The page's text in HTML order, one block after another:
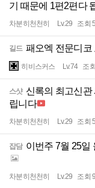
기 때문에 1편2편다
차분히천천히 Lv.29 조회
길드 패오엑 전문디코
히비스커스 Lv.74 조
스샷 신록의 최고신관
립니다
차분히천천히 Lv.29 조회
잡담 이번주 7월 25일
차분히천천히 Lv.29 조회